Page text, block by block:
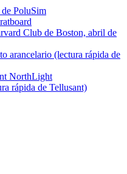
PoluSim
Club de Boston, abril de
arancelario (lectura rápida de
NorthLight
rápida de Tellusant)